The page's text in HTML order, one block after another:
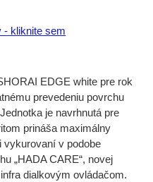
- kliknite sem
EDGE white pre rok
prevedeniu povrchu
je navrhnutá pre
prináša maximálny
vykurovaní v podobe
„HADA CARE“, novej
dialkovým ovládačom.